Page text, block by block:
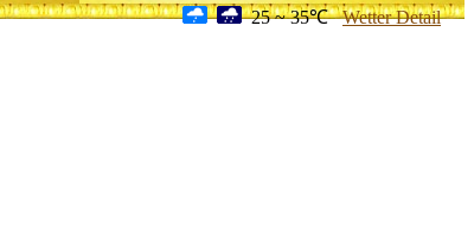
25 ~ 35℃ Wetter Detail